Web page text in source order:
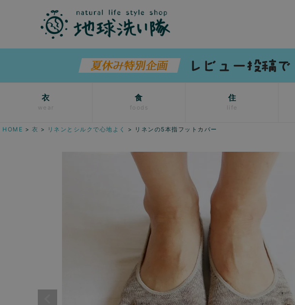
衣
wear
食
foods
住
life
HOME 衣 リネンとシルクで心地よく リネンの5本指フットカバー